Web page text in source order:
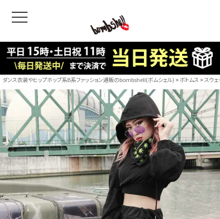
toggle navigation
B/bomb
ダンス衣装やヒップホップ系B系ファッション通販のbombshell(ボムシェル) ボトムス スウェ